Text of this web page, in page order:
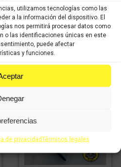
utilizamos tecnologías como las
a la información del dispositivo. El
nos permitirá procesar datos como
o las identificaciones únicas en este
puede afectar
y funciones.
de privacidadTérminos legales
incluido
Comprar